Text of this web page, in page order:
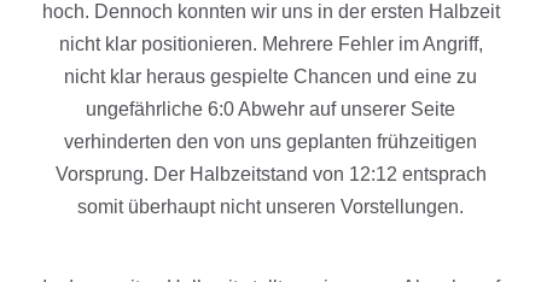
hoch. Dennoch konnten wir uns in der ersten Halbzeit
nicht klar positionieren. Mehrere Fehler im Angriff,
nicht klar heraus gespielte Chancen und eine zu
ungefährliche 6:0 Abwehr auf unserer Seite
verhinderten den von uns geplanten frühzeitigen
Vorsprung. Der Halbzeitstand von 12:12 entsprach
somit überhaupt nicht unseren Vorstellungen.